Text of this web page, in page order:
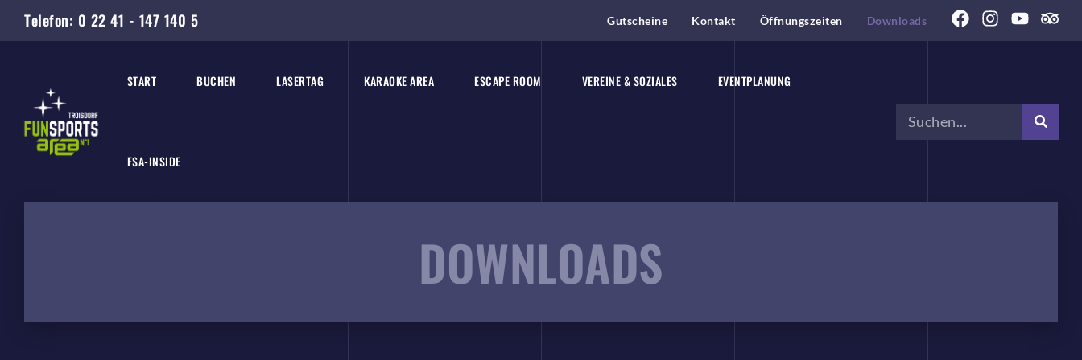
Telefon: 0 22 41 - 147 140 5 Gutscheine Kontakt Öffnungszeiten Downloads
START BUCHEN LASERTAG KARAOKE AREA ESCAPE ROOM VEREINE & SOZIALES EVENTPLANUNG
FSA-INSIDE
DOWNLOADS